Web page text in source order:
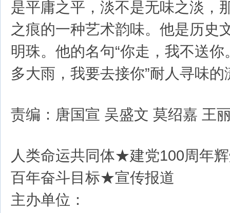
是平庸之平，淡不是无味之淡，
之痕的一种艺术韵味。他是历史
明珠。他的名句“你走，我不送
多大雨，我要去接你”耐人寻味的
责编：唐国宣 吴盛文 莫绍嘉 王
人类命运共同体★建党100周年
百年奋斗目标★宣传报道
主办单位：